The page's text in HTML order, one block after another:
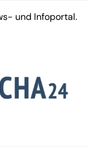
und Infoportal.